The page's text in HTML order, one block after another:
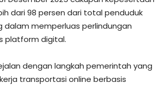
dari 98 persen dari total penduduk
memperluas perlindungan
platform digital.
dengan langkah pemerintah yang
transportasi online berbasis